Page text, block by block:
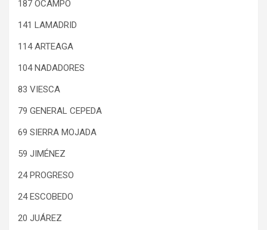
187 OCAMPO
141 LAMADRID
114 ARTEAGA
104 NADADORES
83 VIESCA
79 GENERAL CEPEDA
69 SIERRA MOJADA
59 JIMÉNEZ
24 PROGRESO
24 ESCOBEDO
20 JUÁREZ